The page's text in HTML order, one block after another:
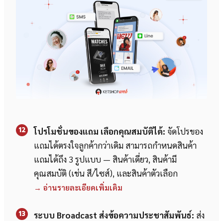
12 โปรโมชั่นของแถม เลือกคุณสมบัติได้: จัดโปรของ
แถมได้ตรงใจลูกค้ากว่าเดิม สามารถกำหนดสินค้า
แถมได้ถึง 3 รูปแบบ — สินค้าเดี่ยว, สินค้ามี
คุณสมบัติ (เช่น สี/ไซส์), และสินค้าตัวเลือก
→ อ่านรายละเอียดเพิ่มเติม
13 ระบบ Broadcast ส่งข้อความประชาสัมพันธ์: ส่ง